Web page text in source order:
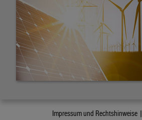
Impressum und Rechtshinweise |